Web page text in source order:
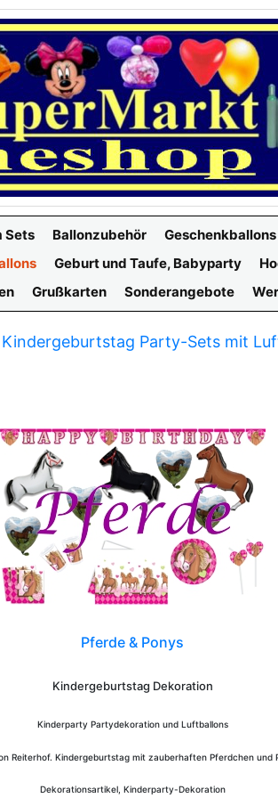
Sets Ballonzubehör Geschenkballons
Geburt und Taufe, Babyparty
Grußkarten Sonderangebote
Kindergeburtstag Party-Sets mit
Pferde & Ponys
Kindergeburtstag Dekoration
Kinderparty Partydekoration und Luftballons
Reiterhof. Kindergeburtstag mit zauberhaften Pferdchen und
Dekorationsartikel, Kinderparty-Dekoration